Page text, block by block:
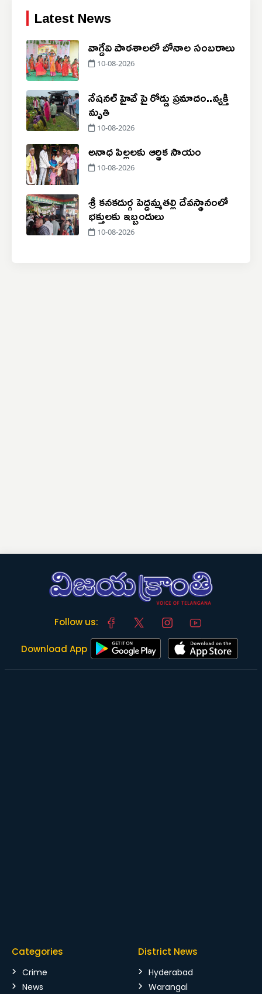
Latest News
వాగ్దేవి పాఠశాలలో బోనాల సంబరాలు
10-08-2026
నేషనల్ హైవే పై రోడ్డు ప్రమాదం..‌వ్యక్తి
మృతి
10-08-2026
అనాధ పిల్లలకు ఆర్థిక సాయం
10-08-2026
శ్రీ కనకదుర్గ పెద్దమ్మతల్లి దేవస్థానంలో
భక్తులకు ఇబ్బందులు
10-08-2026
Follow us:
Download App
Categories
Crime
News
District News
Hyderabad
Warangal